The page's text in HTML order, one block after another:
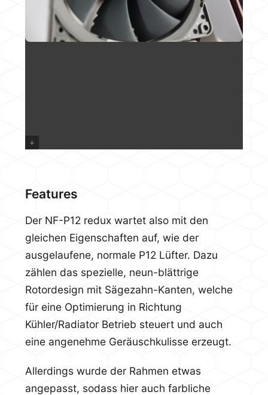
Features
Der NF-P12 redux wartet also mit den
gleichen Eigenschaften auf, wie der
ausgelaufene, normale P12 Lüfter. Dazu
zählen das spezielle, neun-blättrige
Rotordesign mit Sägezahn-Kanten, welche
für eine Optimierung in Richtung
Kühler/Radiator Betrieb steuert und auch
eine angenehme Geräuschkulisse erzeugt.
Allerdings wurde der Rahmen etwas
angepasst, sodass hier auch farbliche